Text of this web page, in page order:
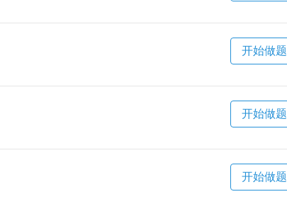
开始做题
开始做题
开始做题